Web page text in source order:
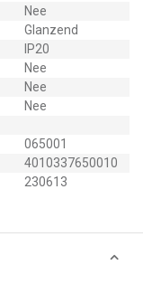
Nee
Glanzend
IP20
Nee
Nee
Nee
065001
4010337650010
230613